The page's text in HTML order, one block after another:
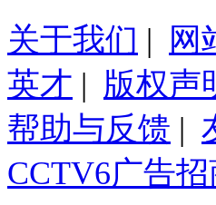
关于我们 | 网
英才 | 版权声
帮助与反馈 |
CCTV6广告招